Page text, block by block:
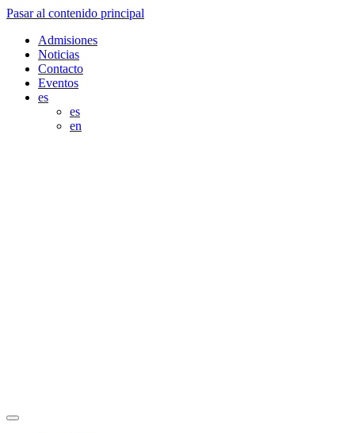
Pasar al contenido principal
Admisiones
Noticias
Contacto
Eventos
es
es
en